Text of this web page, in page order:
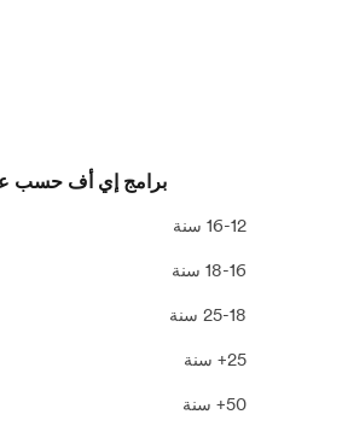
برامج إي أف حسب
16-12 سنة
18-16 سنة
25-18 سنة
25+ سنة
50+ سنة